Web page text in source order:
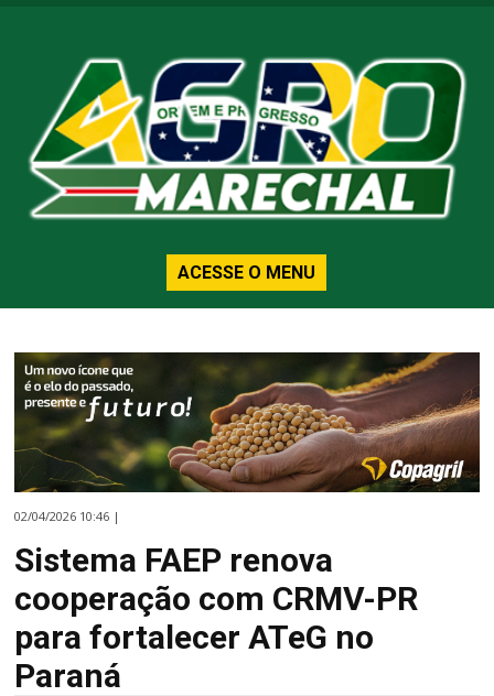
ACESSE O MENU
02/04/2026 10:46 |
Sistema FAEP renova
cooperação com CRMV-PR
para fortalecer ATeG no
Paraná